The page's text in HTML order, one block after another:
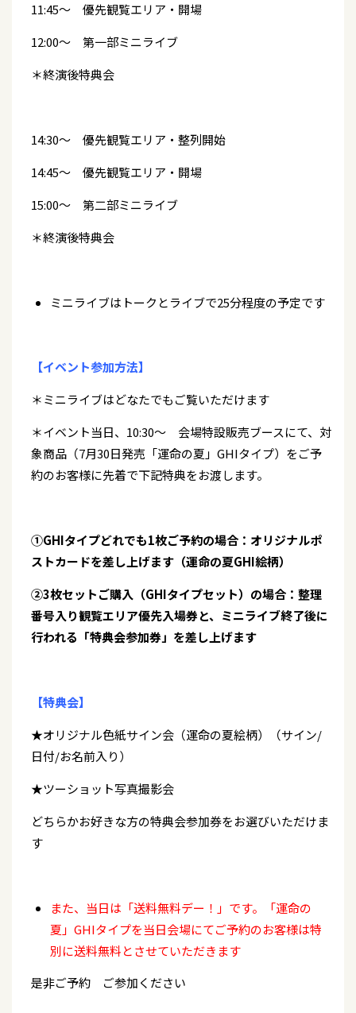
11:45～ 優先観覧エリア・開場
12:00～ 第一部ミニライブ
＊終演後特典会
14:30～ 優先観覧エリア・整列開始
14:45～ 優先観覧エリア・開場
15:00～ 第二部ミニライブ
＊終演後特典会
ミニライブはトークとライブで25分程度の予定です
【イベント参加方法】
＊ミニライブはどなたでもご覧いただけます
＊イベント当日、10:30～ 会場特設販売ブースにて、対
象商品（7月30日発売「運命の夏」GHIタイプ）をご予
約のお客様に先着で下記特典をお渡します。
①GHIタイプどれでも1枚ご予約の場合：オリジナルポ
ストカードを差し上げます（運命の夏GHI絵柄）
②3枚セットご購入（GHIタイプセット）の場合：整理
番号入り観覧エリア優先入場券と、ミニライブ終了後に
行われる「特典会参加券」を差し上げます
【特典会】
★オリジナル色紙サイン会（運命の夏絵柄）（サイン/
日付/お名前入り）
★ツーショット写真撮影会
どちらかお好きな方の特典会参加券をお選びいただけま
す
また、当日は「送料無料デー！」です。「運命の
夏」GHIタイプを当日会場にてご予約のお客様は特
別に送料無料とさせていただきます
是非ご予約 ご参加ください